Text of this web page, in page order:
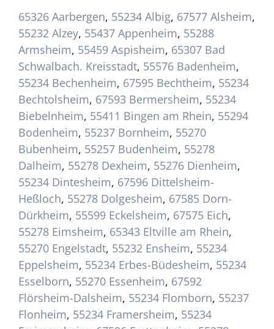
65326 Aarbergen, 55234 Albig, 67577 Alsheim,
55232 Alzey, 55437 Appenheim, 55288
Armsheim, 55459 Aspisheim, 65307 Bad
Schwalbach. Kreisstadt, 55576 Badenheim,
55234 Bechenheim, 67595 Bechtheim, 55234
Bechtolsheim, 67593 Bermersheim, 55234
Biebelnheim, 55411 Bingen am Rhein, 55294
Bodenheim, 55237 Bornheim, 55270
Bubenheim, 55257 Budenheim, 55278
Dalheim, 55278 Dexheim, 55276 Dienheim,
55234 Dintesheim, 67596 Dittelsheim-
Heßloch, 55278 Dolgesheim, 67585 Dorn-
Dürkheim, 55599 Eckelsheim, 67575 Eich,
55278 Eimsheim, 65343 Eltville am Rhein,
55270 Engelstadt, 55232 Ensheim, 55234
Eppelsheim, 55234 Erbes-Büdesheim, 55234
Esselborn, 55270 Essenheim, 67592
Flörsheim-Dalsheim, 55234 Flomborn, 55237
Flonheim, 55234 Framersheim, 55234